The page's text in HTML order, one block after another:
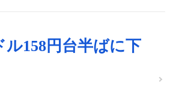
ル158円台半ばに下